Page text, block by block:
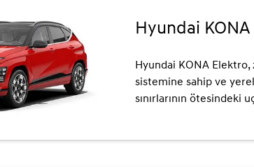
Hyundai
Hyundai KONA
sistemine sahip ve
sınırlarının ötesindeki